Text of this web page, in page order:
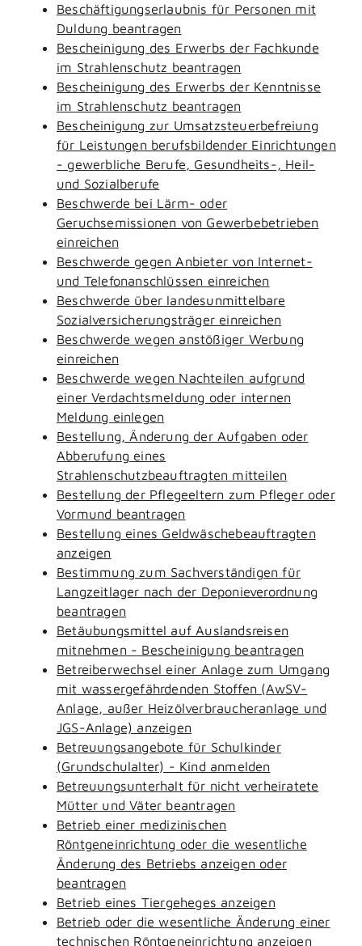
Beschäftigungserlaubnis für Personen mit
Duldung beantragen
Bescheinigung des Erwerbs der Fachkunde
im Strahlenschutz beantragen
Bescheinigung des Erwerbs der Kenntnisse
im Strahlenschutz beantragen
Bescheinigung zur Umsatzsteuerbefreiung
für Leistungen berufsbildender Einrichtungen
- gewerbliche Berufe, Gesundheits-, Heil-
und Sozialberufe
Beschwerde bei Lärm- oder
Geruchsemissionen von Gewerbebetrieben
einreichen
Beschwerde gegen Anbieter von Internet-
und Telefonanschlüssen einreichen
Beschwerde über landesunmittelbare
Sozialversicherungsträger einreichen
Beschwerde wegen anstößiger Werbung
einreichen
Beschwerde wegen Nachteilen aufgrund
einer Verdachtsmeldung oder internen
Meldung einlegen
Bestellung, Änderung der Aufgaben oder
Abberufung eines
Strahlenschutzbeauftragten mitteilen
Bestellung der Pflegeeltern zum Pfleger oder
Vormund beantragen
Bestellung eines Geldwäschebeauftragten
anzeigen
Bestimmung zum Sachverständigen für
Langzeitlager nach der Deponieverordnung
beantragen
Betäubungsmittel auf Auslandsreisen
mitnehmen - Bescheinigung beantragen
Betreiberwechsel einer Anlage zum Umgang
mit wassergefährdenden Stoffen (AwSV-
Anlage, außer Heizölverbraucheranlage und
JGS-Anlage) anzeigen
Betreuungsangebote für Schulkinder
(Grundschulalter) - Kind anmelden
Betreuungsunterhalt für nicht verheiratete
Mütter und Väter beantragen
Betrieb einer medizinischen
Röntgeneinrichtung oder die wesentliche
Änderung des Betriebs anzeigen oder
beantragen
Betrieb eines Tiergeheges anzeigen
Betrieb oder die wesentliche Änderung einer
technischen Röntgeneinrichtung anzeigen